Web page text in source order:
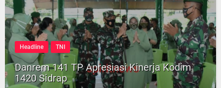
Headline TNI
Danrem 141 TP Apresiasi Kinerja Kodim
1420 Sidrap